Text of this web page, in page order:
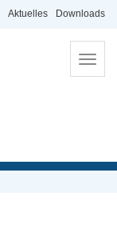
Aktuelles Downloads